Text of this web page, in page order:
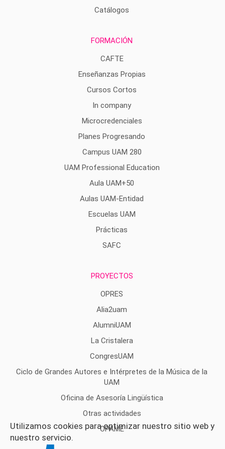
Utilizamos cookies para optimizar nuestro sitio web y
nuestro servicio.
Catálogos
FORMACIÓN
CAFTE
Enseñanzas Propias
Cursos Cortos
In company
Microcredenciales
Planes Progresando
Campus UAM 280
UAM Professional Education
Aula UAM+50
Aulas UAM-Entidad
Escuelas UAM
Prácticas
SAFC
PROYECTOS
OPRES
Alia2uam
AlumniUAM
La Cristalera
CongresUAM
Ciclo de Grandes Autores e Intérpretes de la Música de la
UAM
Oficina de Asesoría Lingüística
Otras actividades
OPAME